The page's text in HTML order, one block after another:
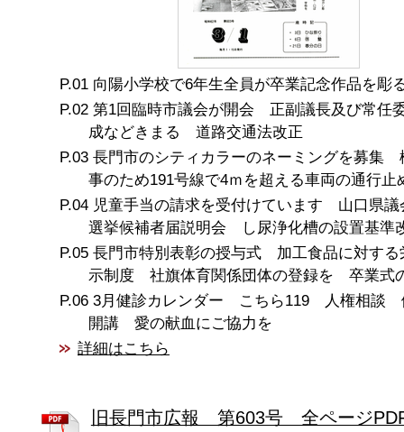
向陽小学校で6年生全員が卒業記念作品を彫
第1回臨時市議会が開会 正副議長及び常任
成などきまる 道路交通法改正
長門市のシティカラーのネーミングを募集
事のため191号線で4ｍを超える車両の通行止
児童手当の請求を受付けています 山口県議
選挙候補者届説明会 し尿浄化槽の設置基準
長門市特別表彰の授与式 加工食品に対する
示制度 社旗体育関係団体の登録を 卒業式
3月健診カレンダー こちら119 人権相談
開講 愛の献血にご協力を
詳細はこちら
旧長門市広報 第603号 全ページ